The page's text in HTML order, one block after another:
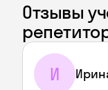
Отзывы
И